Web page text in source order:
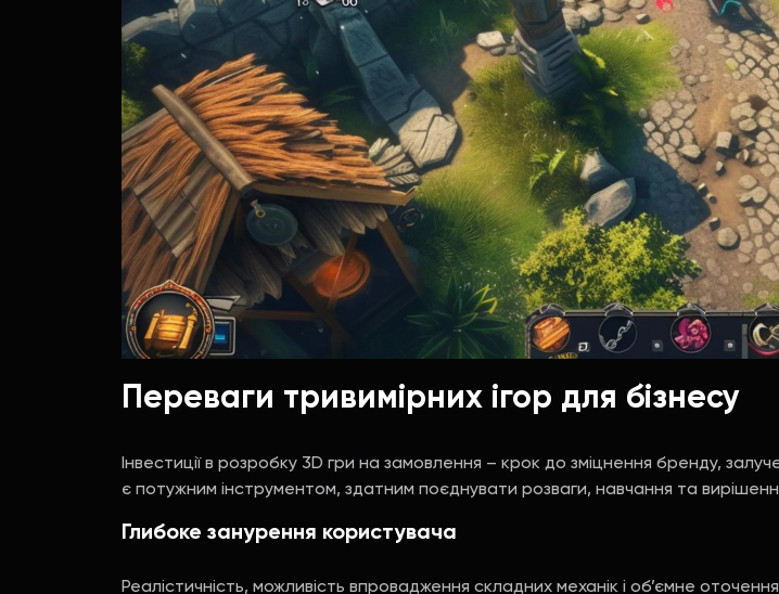
Переваги тривимірних ігор для бізнесу
Інвестиції в розробку 3D гри на замовлення – крок до зміцнення бренду,
є потужним інструментом, здатним поєднувати розваги, навчання та
Глибоке занурення користувача
Реалістичність, можливість впровадження складних механік і об’ємне